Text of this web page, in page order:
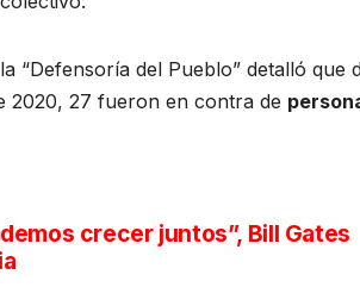
“Defensoría del Pueblo” detalló
2020, 27 fueron en contra de
crecer juntos”, Bill Gates